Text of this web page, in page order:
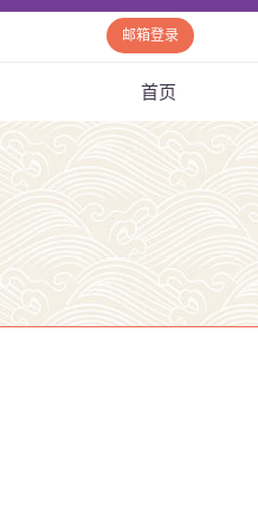
邮箱登录
首页